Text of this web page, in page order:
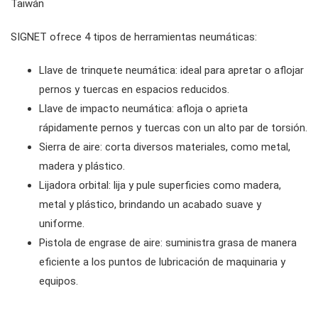
accesorios de almacenamiento
herramientas de servicio general vde
#llaves de trinquete de doble anillo
#llaves especiales
Dados con unidad #3/8"
Dados con accionamiento #1/2"
#brocas y casquillos para puntas
Puntas hexagonales #1/4"
puntas hexagonales de 10 mm
Dados con punta de accionamiento #1/2"
conductores de engranajes
#destornilladores
#llaves hexagonales y torx
Taiwán
SIGNET ofrece 4 tipos de herramientas neumáticas:
Llave de trinquete neumática: ideal para apretar o aflojar
pernos y tuercas en espacios reducidos.
Llave de impacto neumática: afloja o aprieta
rápidamente pernos y tuercas con un alto par de torsión.
Sierra de aire: corta diversos materiales, como metal,
madera y plástico.
Lijadora orbital: lija y pule superficies como madera,
metal y plástico, brindando un acabado suave y
uniforme.
Pistola de engrase de aire: suministra grasa de manera
eficiente a los puntos de lubricación de maquinaria y
equipos.